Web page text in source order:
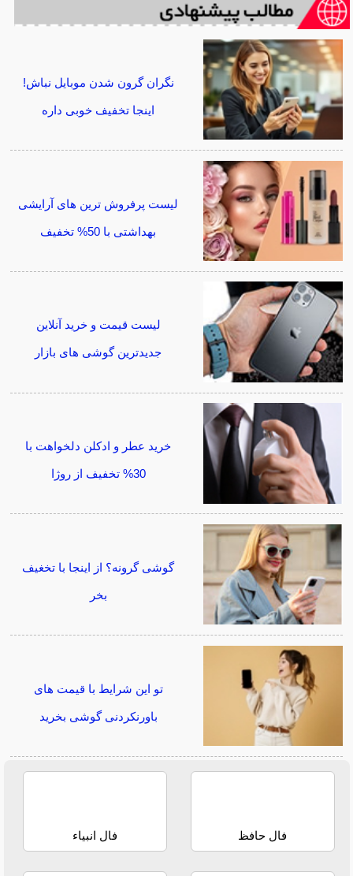
نگران گرون شدن موبایل نباش!
اینجا تخفیف خوبی داره
لیست پرفروش ترین های آرایشی
بهداشتی با 50% تخفیف
لیست قیمت و خرید آنلاین
جدیدترین گوشی های بازار
خرید عطر و ادکلن دلخواهت با
30% تخفیف از روژا
گوشی گرونه؟ از اینجا با تخغیف
بخر
تو این شرایط با قیمت های
باورنکردنی گوشی بخرید
فال حافظ فال انبیاء